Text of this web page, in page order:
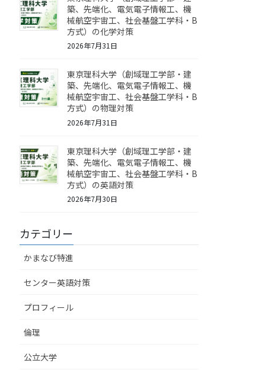
築、先端化、電気電子情報工、機
械航空宇宙工、社会基盤工学科・B
方式）の化学対策
2026年7月31日
東京理科大学（創域理工学部・建
築、先端化、電気電子情報工、機
械航空宇宙工、社会基盤工学科・B
方式）の物理対策
2026年7月31日
東京理科大学（創域理工学部・建
築、先端化、電気電子情報工、機
械航空宇宙工、社会基盤工学科・B
方式）の英語対策
2026年7月30日
カテゴリー
かまなび特進
センター英語対策
プロフィール
倫理
公立大学